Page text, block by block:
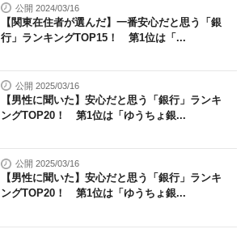
公開 2024/03/16
【関東在住者が選んだ】一番安心だと思う「銀
行」ランキングTOP15！ 第1位は「...
公開 2025/03/16
【男性に聞いた】安心だと思う「銀行」ランキ
ングTOP20！ 第1位は「ゆうちょ銀...
公開 2025/03/16
【男性に聞いた】安心だと思う「銀行」ランキ
ングTOP20！ 第1位は「ゆうちょ銀...